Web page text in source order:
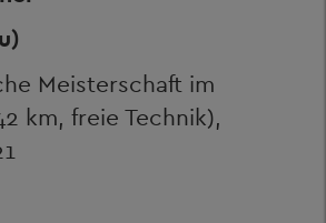
Meisterschaft im
km, freie Technik),